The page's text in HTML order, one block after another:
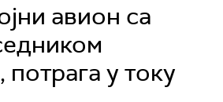
авион са
потрага у току